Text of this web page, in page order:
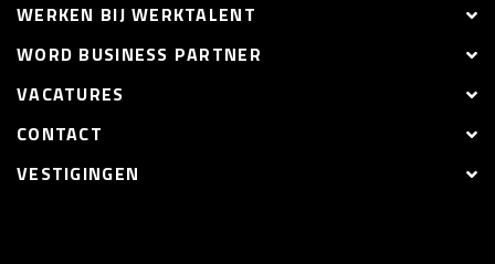
WERKEN BIJ WERKTALENT
WORD BUSINESS PARTNER
VACATURES
CONTACT
VESTIGINGEN